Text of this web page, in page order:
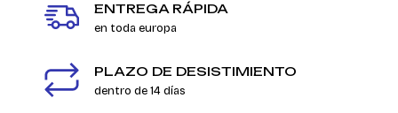
ENTREGA RÁPIDA
en toda europa
PLAZO DE DESISTIMIENTO
dentro de 14 días